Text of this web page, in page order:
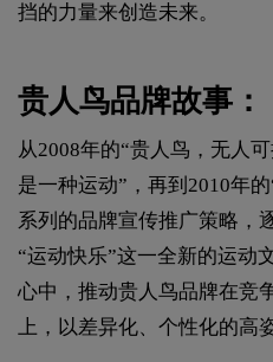
挡的力量来创造未来。
贵人鸟品牌故事：
从2008年的“贵人鸟，无人
是一种运动”，再到2010年
系列的品牌宣传推广策略，
“运动快乐”这一全新的运动
心中，推动贵人鸟品牌在竞
上，以差异化、个性化的高